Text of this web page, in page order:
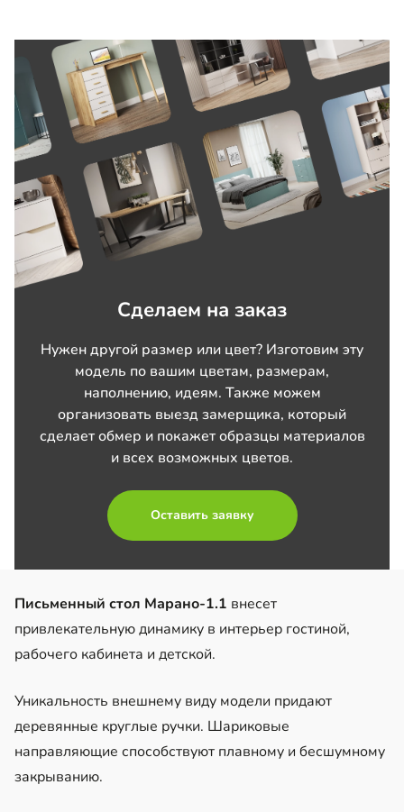
Сделаем на заказ
Нужен другой размер или цвет? Изготовим эту
модель по вашим цветам, размерам,
наполнению, идеям. Также можем
организовать выезд замерщика, который
сделает обмер и покажет образцы материалов
и всех возможных цветов.
Оставить заявку
Письменный стол Марано-1.1 внесет
привлекательную динамику в интерьер гостиной,
рабочего кабинета и детской.
Уникальность внешнему виду модели придают
деревянные круглые ручки. Шариковые
направляющие способствуют плавному и бесшумному
закрыванию.